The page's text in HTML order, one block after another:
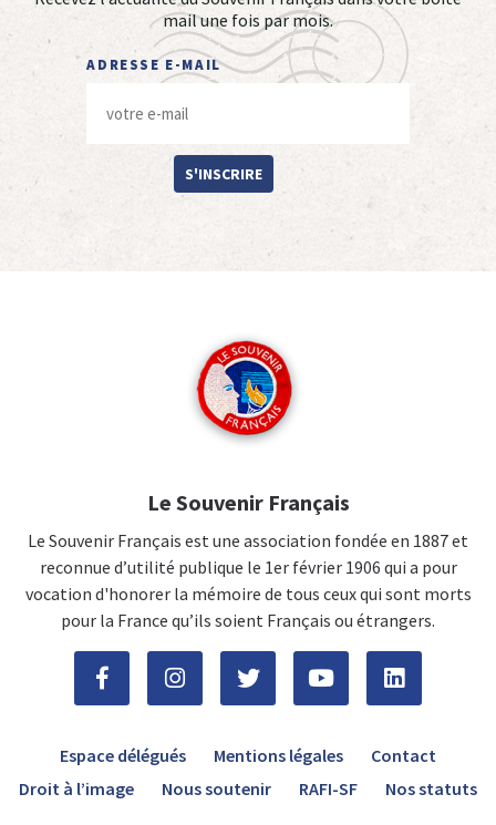
mail une fois par mois.
ADRESSE E-MAIL
S'INSCRIRE
Le Souvenir Français
Le Souvenir Français est une association fondée en 1887 et
reconnue d’utilité publique le 1er février 1906 qui a pour
vocation d'honorer la mémoire de tous ceux qui sont morts
pour la France qu’ils soient Français ou étrangers.
Espace délégués Mentions légales
Contact
Droit à l’image
Nous soutenir RAFI-SF Nos statuts